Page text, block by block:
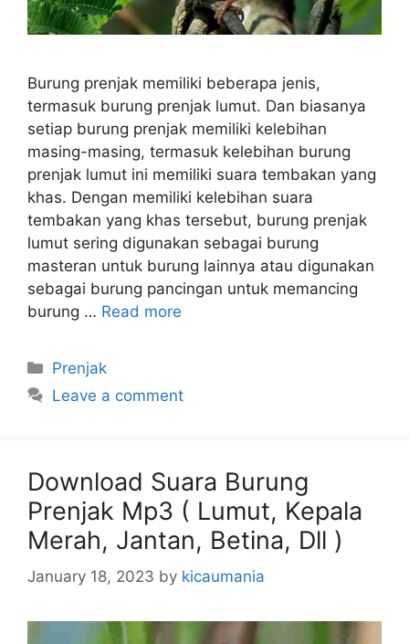
Burung prenjak memiliki beberapa jenis,
termasuk burung prenjak lumut. Dan biasanya
setiap burung prenjak memiliki kelebihan
masing-masing, termasuk kelebihan burung
prenjak lumut ini memiliki suara tembakan yang
khas. Dengan memiliki kelebihan suara
tembakan yang khas tersebut, burung prenjak
lumut sering digunakan sebagai burung
masteran untuk burung lainnya atau digunakan
sebagai burung pancingan untuk memancing
burung … Read more
Categories
Prenjak
Leave a comment
Download Suara Burung
Prenjak Mp3 ( Lumut, Kepala
Merah, Jantan, Betina, Dll )
January 18, 2023 by kicaumania